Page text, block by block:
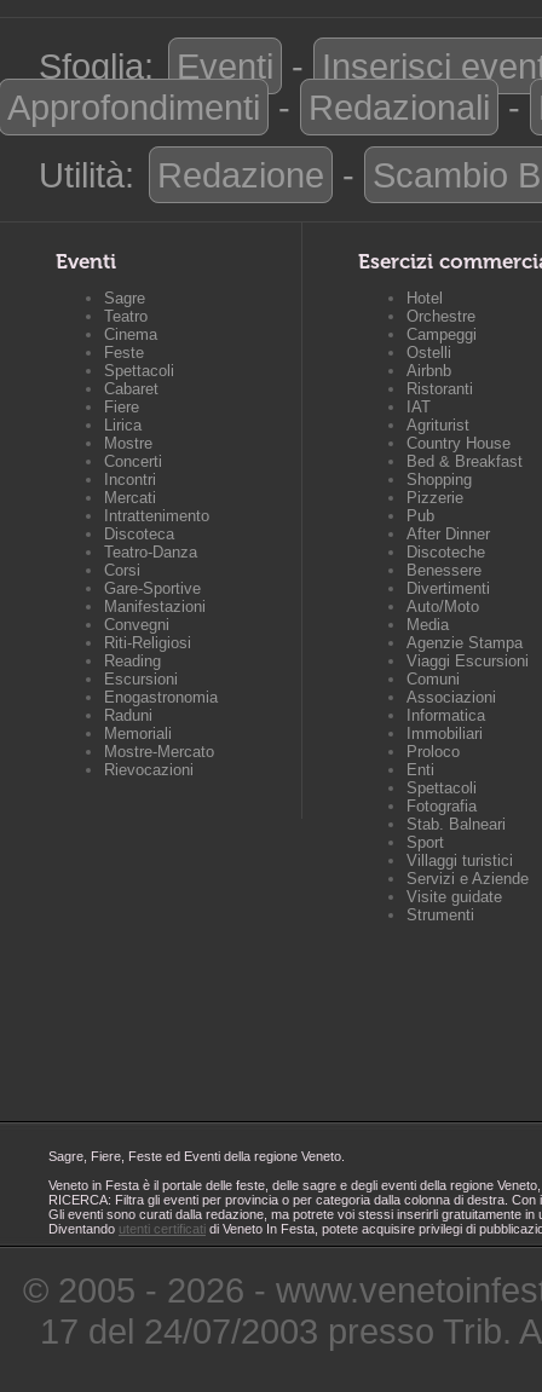
Sfoglia: Eventi - Inserisci
Approfondimenti - Redazionali -
Utilità:
Redazione - Scambio
Eventi
Sagre
Teatro
Cinema
Feste
Spettacoli
Cabaret
Fiere
Lirica
Mostre
Concerti
Incontri
Mercati
Intrattenimento
Discoteca
Teatro-Danza
Corsi
Gare-Sportive
Manifestazioni
Convegni
Riti-Religiosi
Reading
Escursioni
Enogastronomia
Raduni
Memoriali
Mostre-Mercato
Rievocazioni
Esercizi
Hotel
Orchestre
Campeggi
Ostelli
Airbnb
Ristoranti
IAT
Agriturist
Country House
Bed & Breakfast
Shopping
Pizzerie
Pub
After Dinner
Discoteche
Benessere
Divertimenti
Auto/Moto
Media
Agenzie Stampa
Viaggi Escursioni
Comuni
Associazioni
Informatica
Immobiliari
Proloco
Enti
Spettacoli
Fotografia
Stab. Balneari
Sport
Villaggi turistici
Servizi e Aziende
Visite guidate
Strumenti
Sagre, Fiere, Feste ed Eventi della regione Veneto.
Veneto in Festa è il portale delle feste, delle sagre e degli eventi della regione
RICERCA: Filtra gli eventi per provincia o per categoria dalla colonna di destra.
Gli eventi sono curati dalla redazione, ma potrete voi stessi inserirli gratuitamente
Diventando utenti certificati di Veneto In Festa, potete acquisire privilegi di
© 2005 - 2026 -
17 del 24/07/2003 presso Trib.